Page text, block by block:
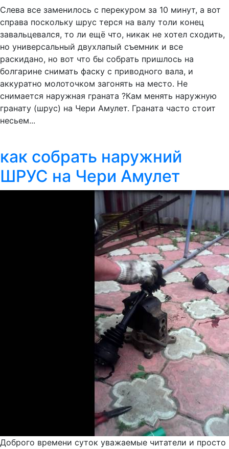
Слева все заменилось с перекуром за 10 минут, а вот
справа поскольку шрус терся на валу толи конец
завальцевался, то ли ещё что, никак не хотел сходить,
но универсальный двухлапый съемник и все
раскидано, но вот что бы собрать пришлось на
болгарине снимать фаску с приводного вала, и
аккуратно молоточком загонять на место. Не
снимается наружная граната ?Кам менять наружную
гранату (шрус) на Чери Амулет. Граната часто стоит
несьем...
как собрать наружний
ШРУС на Чери Амулет
Доброго времени суток уважаемые читатели и просто